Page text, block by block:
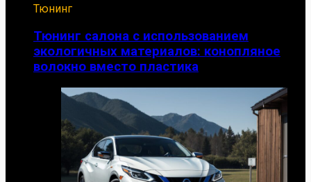
Тюнинг
Тюнинг салона с использованием
экологичных материалов: конопляное
волокно вместо пластика